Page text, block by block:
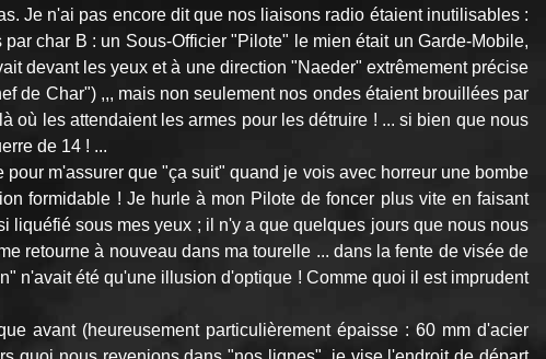
Je n'ai pas encore dit que nos liaisons radio étaient inutilisables :
char B : un Sous-Officier "Pilote" le mien était un Garde-Mobile,
devant les yeux et à une direction "Naeder" extrêmement précise
de Char") ,,, mais non seulement nos ondes étaient brouillées par
où les attendaient les armes pour les détruire ! ... si bien que nous
de 14 ! ...
m'assurer que "ça suit" quand je vois avec horreur une bombe
formidable ! Je hurle à mon Pilote de foncer plus vite en faisant
liquéfié sous mes yeux ; il n'y a que quelques jours que nous nous
retourne à nouveau dans ma tourelle ... dans la fente de visée de
n'avait été qu'une illusion d'optique ! Comme quoi il est imprudent
avant (heureusement particulièrement épaisse : 60 mm d'acier